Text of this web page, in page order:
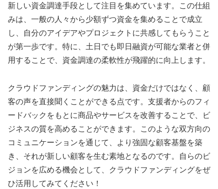
新しい資金調達手段として注目を集めています。この仕組
みは、一般の人々から少額ずつ資金を集めることで成立
し、自分のアイデアやプロジェクトに共感してもらうこと
が第一歩です。特に、土日でも即日融資が可能な業者と併
用することで、資金調達の柔軟性が飛躍的に向上します。
クラウドファンディングの魅力は、資金だけではなく、顧
客の声を直接聞くことができる点です。支援者からのフィ
ードバックをもとに商品やサービスを改善することで、ビ
ジネスの質を高めることができます。このような双方向の
コミュニケーションを通じて、より強固な顧客基盤を築
き、それが新しい顧客を生む素地となるのです。自らのビ
ジョンを広める機会として、クラウドファンディングをぜ
ひ活用してみてください！